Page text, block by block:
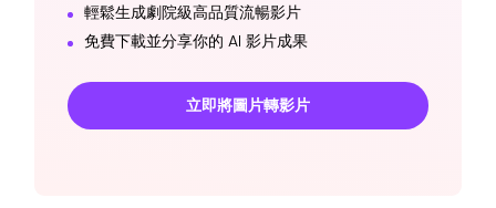
輕鬆生成劇院級高品質流暢影片
免費下載並分享你的 AI 影片成果
立即將圖片轉影片